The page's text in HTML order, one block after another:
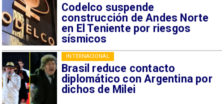
Codelco suspende
construcción de Andes Norte
en El Teniente por riesgos
sísmicos
Brasil reduce contacto
diplomático con Argentina por
dichos de Milei
INTERNACIONAL